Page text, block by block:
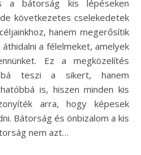
a bátorság kis lépéseken
következetes cselekedetek
hanem megerősítik
a félelmeket, amelyek
Ez a megközelítés
teszi a sikert, hanem
is, hiszen minden kis
arra, hogy képesek
Bátorság és önbizalom a kis
nem azt…